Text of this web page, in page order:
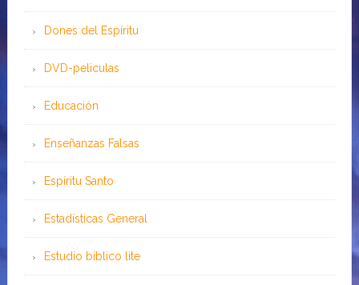
Dones del Espíritu
DVD-peliculas
Educación
Enseñanzas Falsas
Espíritu Santo
Estadísticas General
Estudio bíblico lite